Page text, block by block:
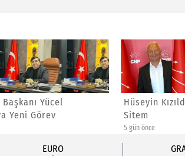
Hüseyin Kızıldaş'dan
EURO